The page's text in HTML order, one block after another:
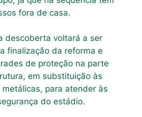
fora de casa.
descoberta voltará a ser
finalização da reforma e
de proteção na parte
em substituição às
para atender às
do estádio.